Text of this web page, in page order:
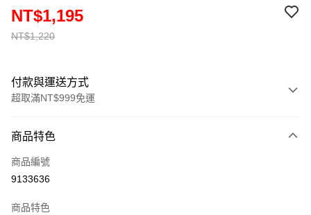
NT$1,220
NT$1,195
付款與運送方式
超取滿NT$999免運
信用卡一次付款
超商取貨付款
商品特色
商品編號
9133636
商品特色